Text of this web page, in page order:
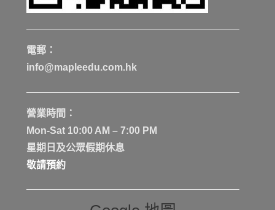
電郵：
info@mapleedu.com.hk
營業時間：
Mon-Sat 10:00 AM – 7:00 PM
星期日及公眾假期休息
敬請預約